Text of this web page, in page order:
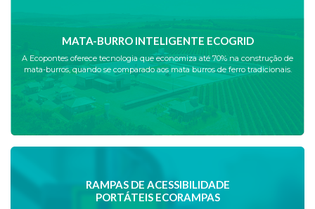
MATA-BURRO INTELIGENTE ECOGRID
A Ecopontes oferece tecnologia que economiza até 70% na construção de
mata-burros, quando se comparado aos mata burros de ferro tradicionais.
RAMPAS DE ACESSIBILIDADE
PORTÁTEIS ECORAMPAS